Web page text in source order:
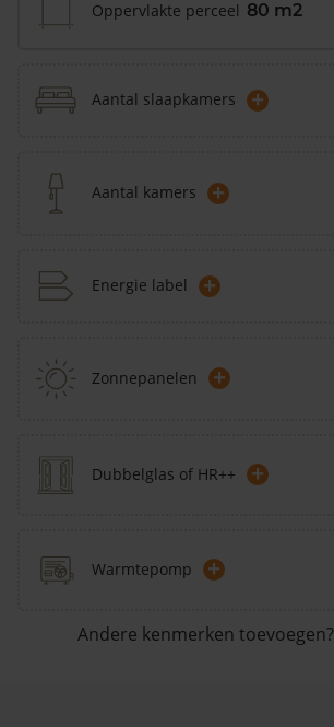
Oppervlakte perceel 80 m2
Aantal slaapkamers +
Aantal kamers +
Energie label +
Zonnepanelen +
Dubbelglas of HR++ +
Warmtepomp +
Andere kenmerken toevoegen?